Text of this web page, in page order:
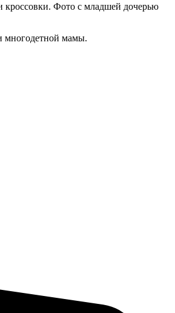
кроссовки. Фото с младшей дочерью
многодетной мамы.